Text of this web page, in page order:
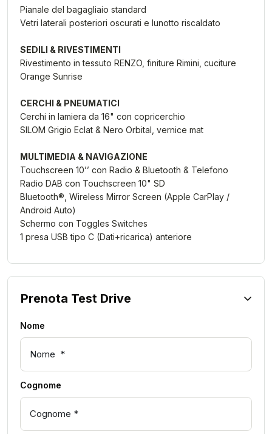
Pianale del bagagliaio standard
Vetri laterali posteriori oscurati e lunotto riscaldato
SEDILI & RIVESTIMENTI
Rivestimento in tessuto RENZO, finiture Rimini, cuciture
Orange Sunrise
CERCHI & PNEUMATICI
Cerchi in lamiera da 16" con copricerchio
SILOM Grigio Eclat & Nero Orbital, vernice mat
MULTIMEDIA & NAVIGAZIONE
Touchscreen 10’’ con Radio & Bluetooth & Telefono
Radio DAB con Touchscreen 10" SD
Bluetooth®, Wireless Mirror Screen (Apple CarPlay /
Android Auto)
Schermo con Toggles Switches
1 presa USB tipo C (Dati+ricarica) anteriore
Prenota Test Drive
Nome
Cognome